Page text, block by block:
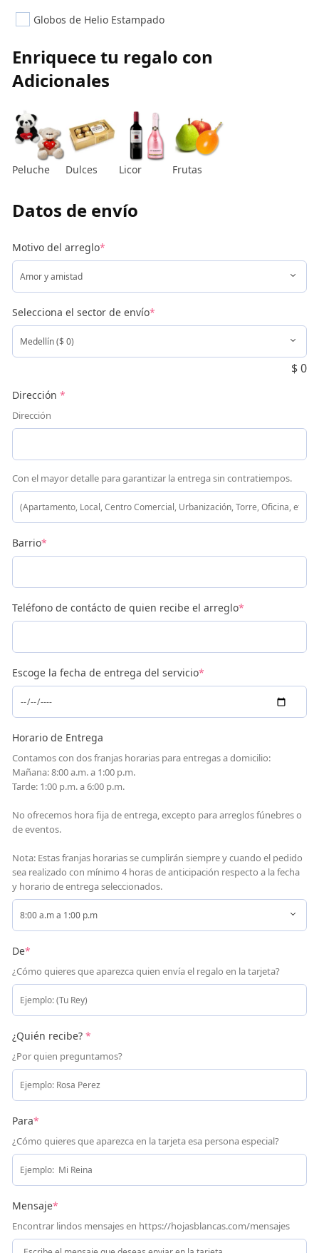
Globos de Helio Estampado
Enriquece tu regalo con
Adicionales
Peluche Dulces Licor Frutas
Datos de envío
Motivo del arreglo*
Selecciona el sector de envío*
$0
Dirección *
Dirección
Con el mayor detalle para garantizar la entrega sin contratiempos.
Barrio*
Teléfono de contácto de quien recibe el arreglo*
Escoge la fecha de entrega del servicio*
Horario de Entrega
Contamos con dos franjas horarias para entregas a domicilio:
Mañana: 8:00 a.m. a 1:00 p.m.
Tarde: 1:00 p.m. a 6:00 p.m.
No ofrecemos hora fija de entrega, excepto para arreglos fúnebres o
de eventos.
Nota: Estas franjas horarias se cumplirán siempre y cuando el pedido
sea realizado con mínimo 4 horas de anticipación respecto a la fecha
y horario de entrega seleccionados.
De*
¿Cómo quieres que aparezca quien envía el regalo en la tarjeta?
¿Quién recibe? *
¿Por quien preguntamos?
Para*
¿Cómo quieres que aparezca en la tarjeta esa persona especial?
Mensaje*
Encontrar lindos mensajes en https://hojasblancas.com/mensajes